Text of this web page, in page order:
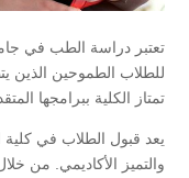
تعتبر دراسة الطب في
للطلاب الطموحين
تمتاز الكلية ببرامجها
يعد قبول الطلاب في
والتميز الأكاديمي. من